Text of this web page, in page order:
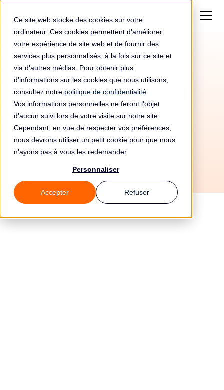
Ce site web stocke des cookies sur votre
ordinateur. Ces cookies permettent d'améliorer
votre expérience de site web et de fournir des
services plus personnalisés, à la fois sur ce site et
via d'autres médias. Pour obtenir plus
d'informations sur les cookies que nous utilisons,
consultez notre politique de confidentialité
Vos informations personnelles ne feront l'objet
d'aucun suivi lors de votre visite sur notre site.
Cependant, en vue de respecter vos préférences,
nous devrons utiliser un petit cookie pour que nous
n'ayons pas à vous les redemander.
Personnaliser
Accepter Refuser
4/6/2026
Tous les guides
🏭 Secteurs